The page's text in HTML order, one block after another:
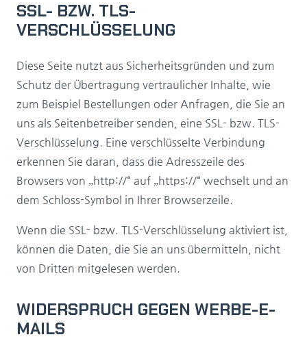
SSL- BZW. TLS-
VERSCHLÜSSELUNG
Diese Seite nutzt aus Sicherheitsgründen und zum
Schutz der Übertragung vertraulicher Inhalte, wie
zum Beispiel Bestellungen oder Anfragen, die Sie an
uns als Seitenbetreiber senden, eine SSL- bzw. TLS-
Verschlüsselung. Eine verschlüsselte Verbindung
erkennen Sie daran, dass die Adresszeile des
Browsers von „http://“ auf „https://“ wechselt und an
dem Schloss-Symbol in Ihrer Browserzeile.
Wenn die SSL- bzw. TLS-Verschlüsselung aktiviert ist,
können die Daten, die Sie an uns übermitteln, nicht
von Dritten mitgelesen werden.
WIDERSPRUCH GEGEN WERBE-E-
MAILS